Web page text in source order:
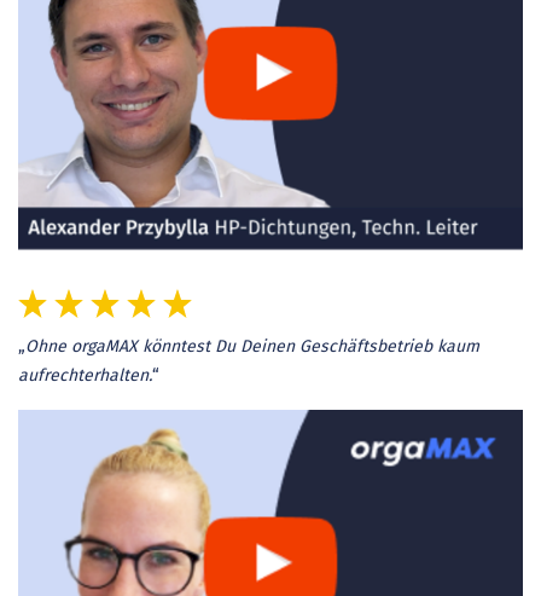
„Ohne orgaMAX könntest Du Deinen Geschäftsbetrieb kaum
aufrechterhalten.“​​​​​​​